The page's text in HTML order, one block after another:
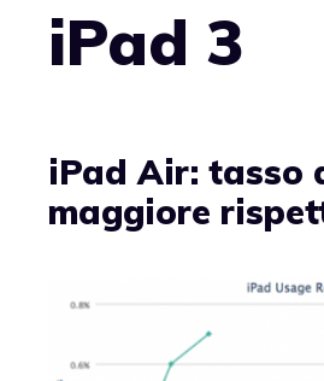
iPad 3
iPad Air: tasso
maggiore